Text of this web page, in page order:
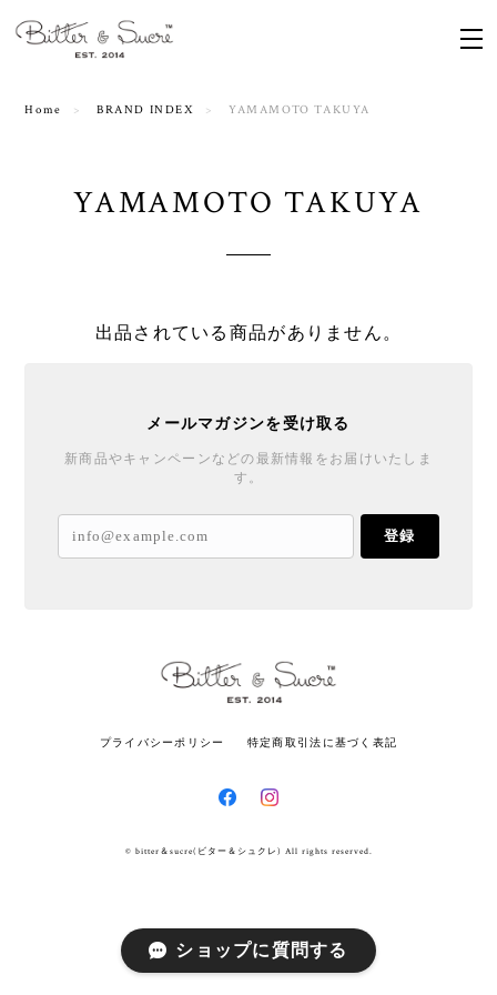
Home BRAND INDEX YAMAMOTO TAKUYA
YAMAMOTO TAKUYA
出品されている商品がありません。
メールマガジンを受け取る
新商品やキャンペーンなどの最新情報をお届けいたしま
す。
登録
プライバシーポリシー 特定商取引法に基づく表記
© bitter＆sucre(ビター＆シュクレ) All rights reserved.
ショップに質問する